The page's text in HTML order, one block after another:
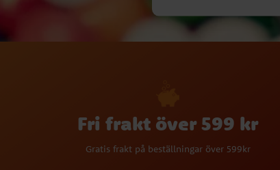
Fri frakt över 599 kr
Gratis frakt på beställningar över 599kr